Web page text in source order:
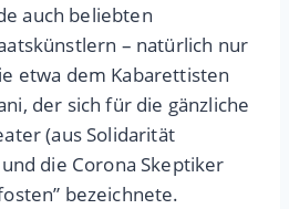
auch beliebten
– natürlich nur
etwa dem Kabarettisten
der sich für die gänzliche
(aus Solidarität
die Corona Skeptiker
bezeichnete.